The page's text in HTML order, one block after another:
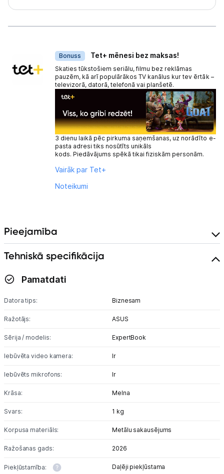
Bonuss Tet+ mēnesi bez maksas!
Skaties tūkstošiem seriālu, filmu bez reklāmas
pauzēm, kā arī populārākos TV kanālus kur tev ērtāk –
televizorā, datorā, telefonā vai planšetē.
3 dienu laikā pēc pirkuma saņemšanas, uz norādīto e-
pasta adresi tiks nosūtīts unikāls
kods. Piedāvājums spēkā tikai fiziskām personām.
Vairāk par Tet+
Noteikumi
Pieejamība
Tehniskā specifikācija
Pamatdati
Datora tips: Biznesam
Ražotājs: ASUS
Sērija / modelis: ExpertBook
Iebūvēta video kamera: Ir
Iebūvēts mikrofons: Ir
Krāsa: Melna
Svars: 1 kg
Korpusa materiāls: Metālu sakausējums
Ražošanas gads: 2026
Piekļūstamība: Daļēji piekļūstama